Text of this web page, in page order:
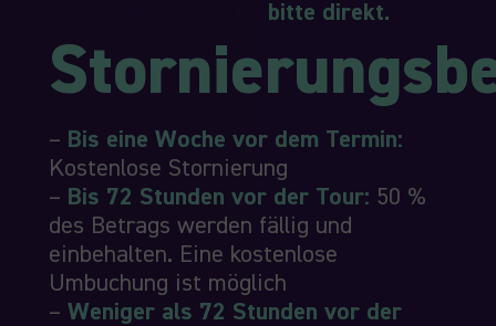
bitte direkt.
– Bis eine Woche vor dem Termin:
Kostenlose Stornierung
– Bis 72 Stunden vor der Tour: 50 %
des Betrags werden fällig und
einbehalten. Eine kostenlose
Umbuchung ist möglich
– Weniger als 72 Stunden vor der